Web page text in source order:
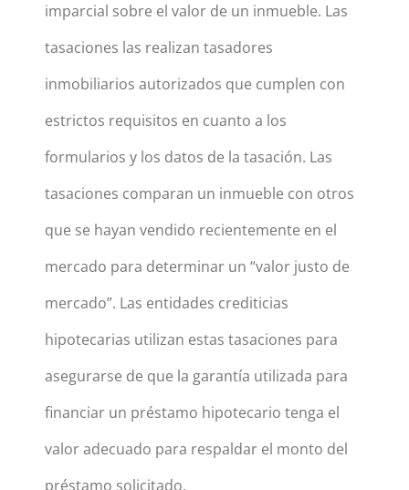
imparcial sobre el valor de un inmueble. Las
tasaciones las realizan tasadores
inmobiliarios autorizados que cumplen con
estrictos requisitos en cuanto a los
formularios y los datos de la tasación. Las
tasaciones comparan un inmueble con otros
que se hayan vendido recientemente en el
mercado para determinar un “valor justo de
mercado”. Las entidades crediticias
hipotecarias utilizan estas tasaciones para
asegurarse de que la garantía utilizada para
financiar un préstamo hipotecario tenga el
valor adecuado para respaldar el monto del
préstamo solicitado.